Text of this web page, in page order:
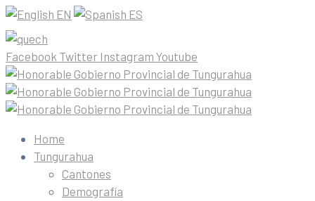
EN ES
Facebook Twitter Instagram Youtube
Home
Tungurahua
Cantones
Demografía